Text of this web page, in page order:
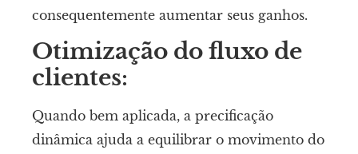
consequentemente aumentar seus ganhos.
Otimização do fluxo de
clientes:
Quando bem aplicada, a precificação
dinâmica ajuda a equilibrar o movimento do